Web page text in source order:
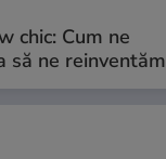
chic: Cum ne
să ne reinventăm